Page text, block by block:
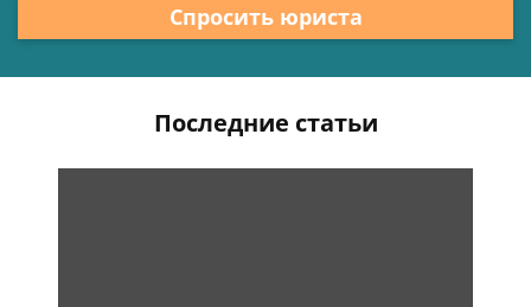
Спросить юриста
Последние статьи